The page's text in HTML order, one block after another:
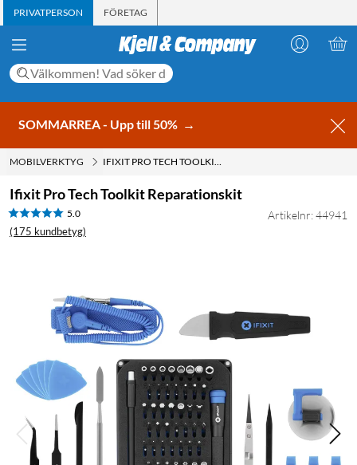
PRIVATPERSON FÖRETAG
SOMMARREA - Upp till 50% →
MOBILVERKTYG IFIXIT PRO TECH TOOLKIT REPARATIONSKIT
Ifixit Pro Tech Toolkit Reparationskit
5.0
(175 kundbetyg)
Artikelnr: 44941